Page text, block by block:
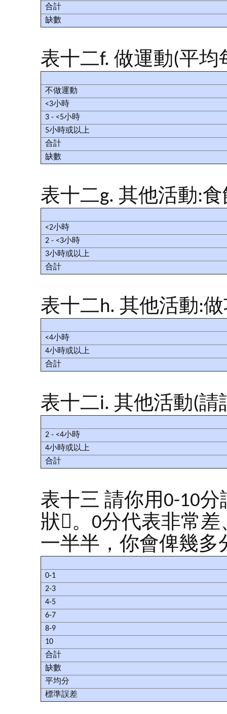
合計
缺數
表十二f. 做運動(平均
不做運動
<3小時
3 - <5小時
5小時或以上
合計
缺數
表十二g. 其他活動:
<2小時
2 - <3小時
3小時或以上
合計
表十二h. 其他活動:
<4小時
4小時或以上
合計
表十二i. 其他活動(請
2 - <4小時
4小時或以上
合計
表十三 請你用0-10
狀。0分代表非常
一半半，你會俾幾多
0-1
2-3
4-5
6-7
8-9
10
合計
缺數
平均分
標準誤差